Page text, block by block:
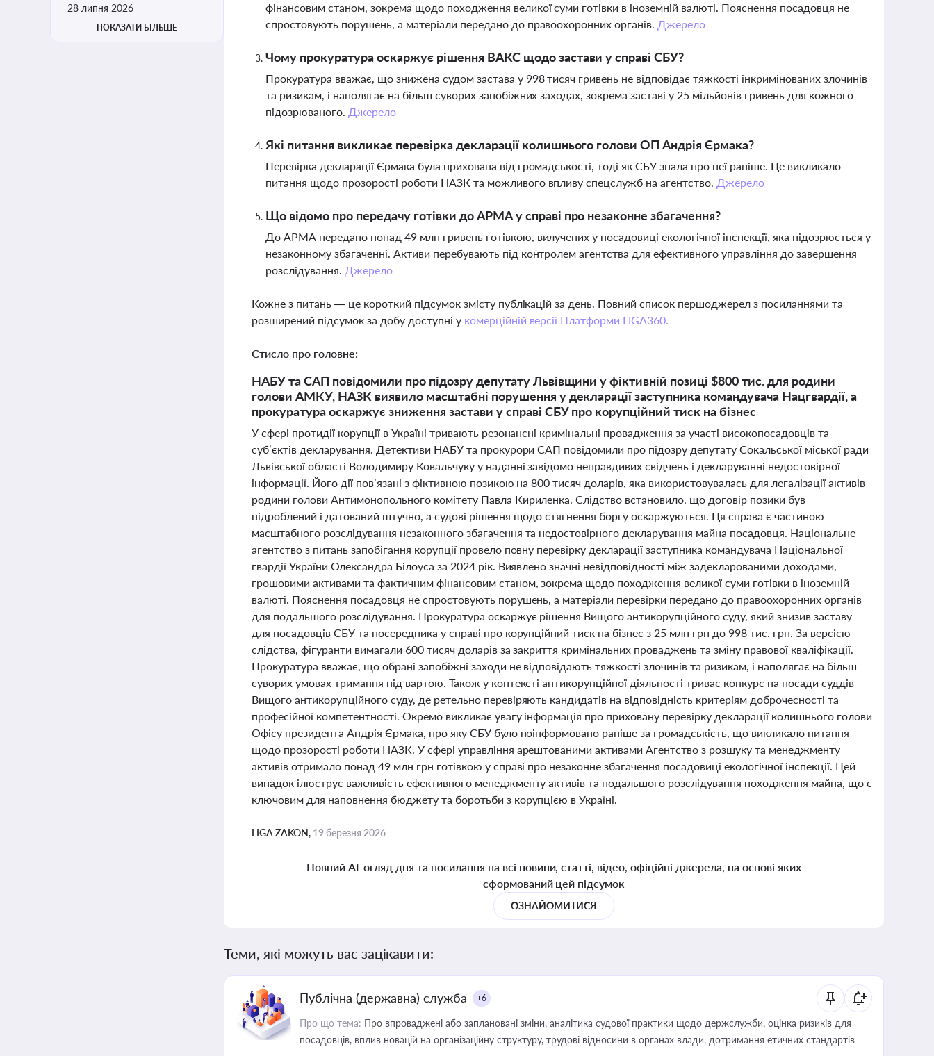
28 липня 2026
ПОКАЗАТИ БІЛЬШЕ
фінансовим станом, зокрема щодо походження великої суми готівки в іноземній валюті. Пояснення посадовця не
спростовують порушень, а матеріали передано до правоохоронних органів. Джерело
Чому прокуратура оскаржує рішення ВАКС щодо застави у справі СБУ?
Прокуратура вважає, що знижена судом застава у 998 тисяч гривень не відповідає тяжкості інкримінованих злочинів
та ризикам, і наполягає на більш суворих запобіжних заходах, зокрема заставі у 25 мільйонів гривень для кожного
підозрюваного. Джерело
Які питання викликає перевірка декларації колишнього голови ОП Андрія Єрмака?
Перевірка декларації Єрмака була прихована від громадськості, тоді як СБУ знала про неї раніше. Це викликало
питання щодо прозорості роботи НАЗК та можливого впливу спецслужб на агентство. Джерело
Що відомо про передачу готівки до АРМА у справі про незаконне збагачення?
До АРМА передано понад 49 млн гривень готівкою, вилучених у посадовиці екологічної інспекції, яка підозрюється у
незаконному збагаченні. Активи перебувають під контролем агентства для ефективного управління до завершення
розслідування. Джерело
Кожне з питань — це короткий підсумок змісту публікацій за день. Повний список першоджерел з посиланнями та
розширений підсумок за добу доступні у комерційній версії Платформи LIGA360.
Стисло про головне:
НАБУ та САП повідомили про підозру депутату Львівщини у фіктивній позиці $800 тис. для родини
голови АМКУ, НАЗК виявило масштабні порушення у декларації заступника командувача Нацгвардії, а
прокуратура оскаржує зниження застави у справі СБУ про корупційний тиск на бізнес
У сфері протидії корупції в Україні тривають резонансні кримінальні провадження за участі високопосадовців та
суб’єктів декларування. Детективи НАБУ та прокурори САП повідомили про підозру депутату Сокальської міської ради
Львівської області Володимиру Ковальчуку у наданні завідомо неправдивих свідчень і декларуванні недостовірної
інформації. Його дії пов’язані з фіктивною позикою на 800 тисяч доларів, яка використовувалась для легалізації активів
родини голови Антимонопольного комітету Павла Кириленка. Слідство встановило, що договір позики був
підроблений і датований штучно, а судові рішення щодо стягнення боргу оскаржуються. Ця справа є частиною
масштабного розслідування незаконного збагачення та недостовірного декларування майна посадовця. Національне
агентство з питань запобігання корупції провело повну перевірку декларації заступника командувача Національної
гвардії України Олександра Білоуса за 2024 рік. Виявлено значні невідповідності між задекларованими доходами,
грошовими активами та фактичним фінансовим станом, зокрема щодо походження великої суми готівки в іноземній
валюті. Пояснення посадовця не спростовують порушень, а матеріали перевірки передано до правоохоронних органів
для подальшого розслідування. Прокуратура оскаржує рішення Вищого антикорупційного суду, який знизив заставу
для посадовців СБУ та посередника у справі про корупційний тиск на бізнес з 25 млн грн до 998 тис. грн. За версією
слідства, фігуранти вимагали 600 тисяч доларів за закриття кримінальних проваджень та зміну правової кваліфікації.
Прокуратура вважає, що обрані запобіжні заходи не відповідають тяжкості злочинів та ризикам, і наполягає на більш
суворих умовах тримання під вартою. Також у контексті антикорупційної діяльності триває конкурс на посади суддів
Вищого антикорупційного суду, де ретельно перевіряють кандидатів на відповідність критеріям доброчесності та
професійної компетентності. Окремо викликає увагу інформація про приховану перевірку декларації колишнього голови
Офісу президента Андрія Єрмака, про яку СБУ було поінформовано раніше за громадськість, що викликало питання
щодо прозорості роботи НАЗК. У сфері управління арештованими активами Агентство з розшуку та менеджменту
активів отримало понад 49 млн грн готівкою у справі про незаконне збагачення посадовиці екологічної інспекції. Цей
випадок ілюструє важливість ефективного менеджменту активів та подальшого розслідування походження майна, що є
ключовим для наповнення бюджету та боротьби з корупцією в Україні.
LIGA ZAKON, 19 березня 2026
Повний AI-огляд дня та посилання на всі новини, статті, відео, офіційні джерела, на основі яких
сформований цей підсумок
ОЗНАЙОМИТИСЯ
Теми, які можуть вас зацікавити:
Публічна (державна) служба +6
Про що тема: Про впроваджені або заплановані зміни, аналітика судової практики щодо держслужби, оцінка ризиків для
посадовців, вплив новацій на організаційну структуру, трудові відносини в органах влади, дотримання етичних стандартів